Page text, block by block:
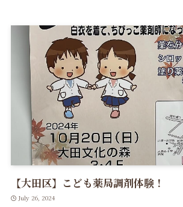
【大田区】こども薬局調剤体験！
July 26, 2024